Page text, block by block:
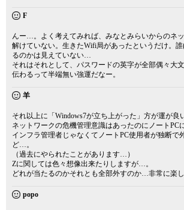
F
んー…。よく考えてみれば、みなとみらいからのネ
解けていない。生きたWifi局があったというだけ。
るのかは見えていない…
それはそれとして、パスワードの英字が全部偶々大
伝わるって半端無い強運だなー。
羊
それ以上に「Windows7が立ち上がった」方が運が良
ネットワークの危機管理意識はあったのにノートPC
インフラ管理者じゃなくてノートPC使用者が独断で
ど…。
（過去にやられたことがあります…）
Zに関しては色々想像出来たりしますが…。
どれが当たるのかそれとも全部外すのか…非常に楽し
popo